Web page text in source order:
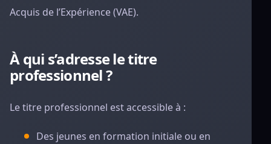
Acquis de l’Expérience (VAE).
À qui s’adresse le titre
professionnel ?
Le titre professionnel est accessible à :
Des jeunes en formation initiale ou en